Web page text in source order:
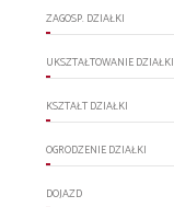
ZAGOSP. DZIAŁKI
UKSZTAŁTOWANIE DZIAŁKI
KSZTAŁT DZIAŁKI
OGRODZENIE DZIAŁKI
DOJAZD